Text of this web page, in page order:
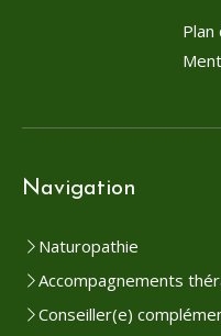
Plan
Navigation
Naturopathie
Accompagnements
Conseiller(e)